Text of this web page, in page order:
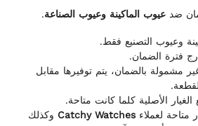
ضد عيوب الماكينة وعيوب الصناعة.
وعيوب التصنيع فقط.
فترة الضمان.
مشمولة بالضمان، يتم توفيرها مقابل
الأصلية كلما كانت متاحة.
متاحة لعملاءCatchy Watches وكذلك